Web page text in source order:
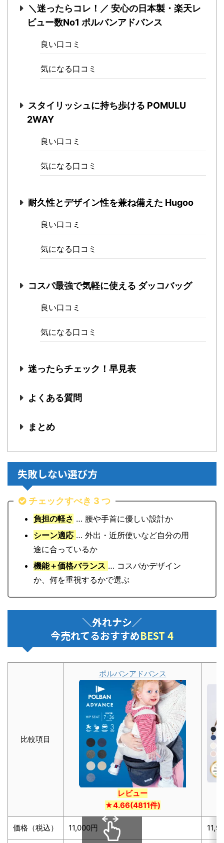
＼迷ったらコレ！／ 安心の日本製・楽天レ
ビュー数No1 ポルバンアドバンス
良い口コミ
気になる口コミ
スタイリッシュに持ち歩ける POMULU
2WAY
良い口コミ
気になる口コミ
耐久性とデザイン性を兼ね備えた Hugoo
良い口コミ
気になる口コミ
コスパ最強で気軽に使える ダッコバッグ
良い口コミ
気になる口コミ
迷ったらチェック！早見表
よくある質問
まとめ
失敗しない選び方
チェックすべき 3 つ
負担の軽さ … 腰や手首に優しい設計か
シーン適応 … 外出・近所使いなど自分の用
途に合っているか
機能＋価格バランス … コスパかデザイン
か、何を重視するかで選ぶ
＼外れナシ／
今売れてるおすすめBEST 4
比較項目
ポルバンアドバンス
レビュー
★4.66(4811件)
価格（税込） 11,000円